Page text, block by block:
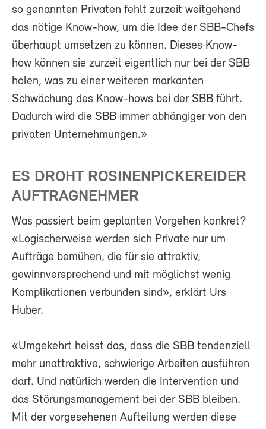
so genannten Privaten fehlt zurzeit weitgehend
das nötige Know-how, um die Idee der SBB-Chefs
überhaupt umsetzen zu können. Dieses Know-
how können sie zurzeit eigentlich nur bei der SBB
holen, was zu einer weiteren markanten
Schwächung des Know-hows bei der SBB führt.
Dadurch wird die SBB immer abhängiger von den
privaten Unternehmungen.»
ES DROHT ROSINENPICKEREIDER
AUFTRAGNEHMER
Was passiert beim geplanten Vorgehen konkret?
«Logischerweise werden sich Private nur um
Aufträge bemühen, die für sie attraktiv,
gewinnversprechend und mit möglichst wenig
Komplikationen verbunden sind», erklärt Urs
Huber.
«Umgekehrt heisst das, dass die SBB tendenziell
mehr unattraktive, schwierige Arbeiten ausführen
darf. Und natürlich werden die Intervention und
das Störungsmanagement bei der SBB bleiben.
Mit der vorgesehenen Aufteilung werden diese